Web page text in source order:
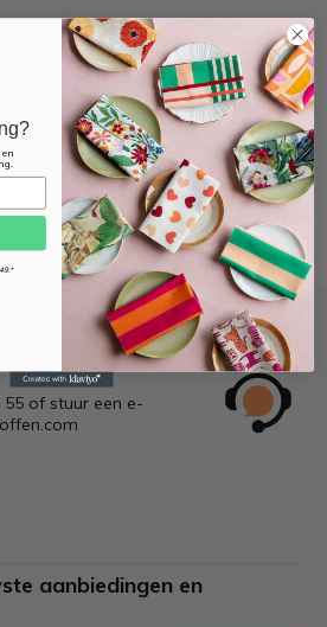
of stuur een e-
aanbiedingen en
en